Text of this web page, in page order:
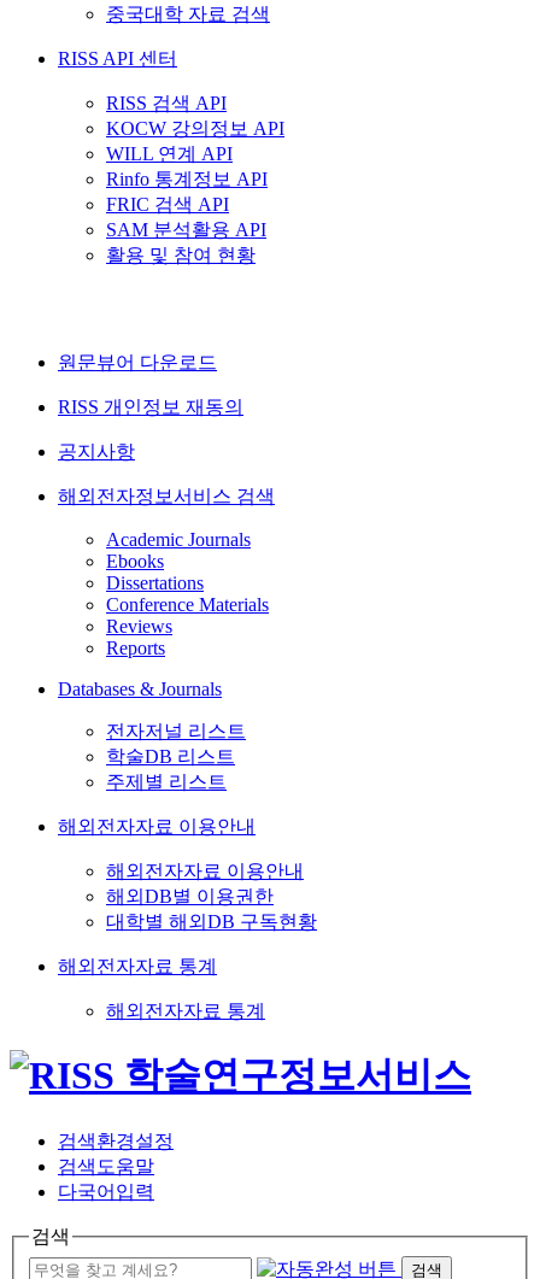
중국대학 자료 검색
RISS API 센터
RISS 검색 API
KOCW 강의정보 API
WILL 연계 API
Rinfo 통계정보 API
FRIC 검색 API
SAM 분석활용 API
활용 및 참여 현황
원문뷰어 다운로드
RISS 개인정보 재동의
공지사항
해외전자정보서비스 검색
Academic Journals
Ebooks
Dissertations
Conference Materials
Reviews
Reports
Databases & Journals
전자저널 리스트
학술DB 리스트
주제별 리스트
해외전자자료 이용안내
해외전자자료 이용안내
해외DB별 이용권한
대학별 해외DB 구독현황
해외전자자료 통계
해외전자자료 통계
검색환경설정
검색도움말
다국어입력
검색
검색